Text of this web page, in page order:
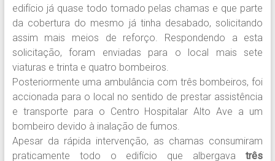
edifício já quase todo tomado pelas chamas e que parte
da cobertura do mesmo já tinha desabado, solicitando
assim mais meios de reforço. Respondendo a esta
solicitação, foram enviadas para o local mais sete
viaturas e trinta e quatro bombeiros.
Posteriormente uma ambulância com três bombeiros, foi
accionada para o local no sentido de prestar assistência
e transporte para o Centro Hospitalar Alto Ave a um
bombeiro devido à inalação de fumos.
Apesar da rápida intervenção, as chamas consumiram
praticamente todo o edifício que albergavatrês